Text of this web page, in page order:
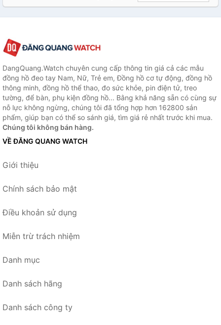
DangQuang.Watch chuyên cung cấp thông tin giá cả các mẫu
đồng hồ đeo tay Nam, Nữ, Trẻ em, Đồng hồ cơ tự động, đồng hồ
thông minh, đồng hồ thể thao, đo sức khỏe, pin điện tử, treo
tường, để bàn, phụ kiện đồng hồ... Bằng khả năng sẵn có cùng sự
nỗ lực không ngừng, chúng tôi đã tổng hợp hơn 162800 sản
phẩm, giúp bạn có thể so sánh giá, tìm giá rẻ nhất trước khi mua.
Chúng tôi không bán hàng.
VỀ ĐĂNG QUANG WATCH
Giới thiệu
Chính sách bảo mật
Điều khoản sử dụng
Miễn trừ trách nhiệm
Danh mục
Danh sách hãng
Danh sách công ty